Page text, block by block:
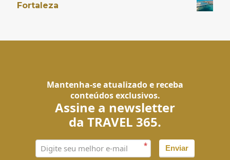
Fortaleza
Mantenha-se atualizado e receba
conteúdos exclusivos.
Assine a newsletter
da TRAVEL 365.
* Enviar